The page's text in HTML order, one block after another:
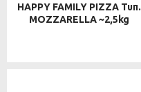
HAPPY FAMILY PIZZA Τυπ.
MOZZARELLA ~2,5kg